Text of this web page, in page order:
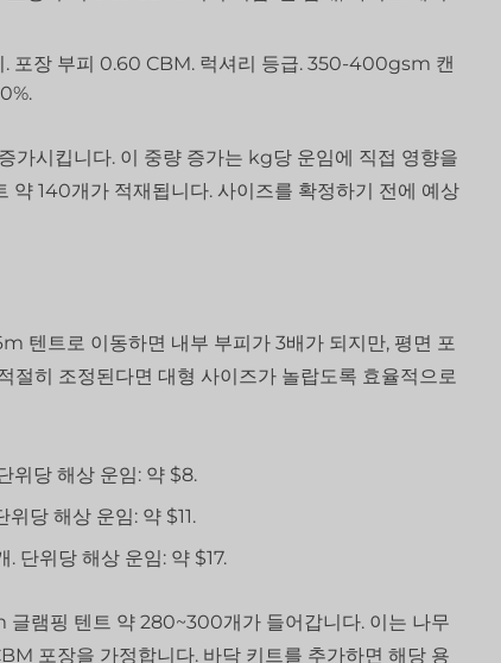
. 포장 부피 0.60 CBM. 럭셔리 등급. 350-400gsm 캔
시킵니다. 이 중량 증가는 kg당 운임에 직접 영향을
140개가 적재됩니다. 사이즈를 확정하기 전에 예상
텐트로 이동하면 내부 부피가 3배가 되지만, 평면 포
절히 조정된다면 대형 사이즈가 놀랍도록 효율적으로
당 해상 운임: 약 $8.
당 해상 운임: 약 $11.
단위당 해상 운임: 약 $17.
램핑 텐트 약 280~300개가 들어갑니다. 이는 나무
포장을 가정합니다. 바닥 키트를 추가하면 해당 용